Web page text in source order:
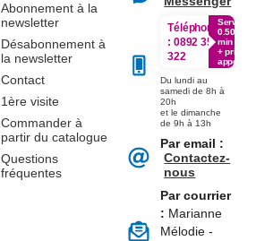
Abonnement à la
newsletter
Désabonnement à
la newsletter
Contact
1ère visite
Commander à
partir du catalogue
Questions
fréquentes
Téléphone
: 0892 350
322
Service
0.50€ /
min
+ prix
appel
Du lundi au
samedi de 8h à
20h
et le dimanche
de 9h à 13h
Par email :
Contactez-
nous
Par courrier
: Marianne
Mélodie -